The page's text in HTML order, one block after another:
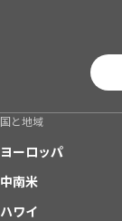
国と地域
ヨーロッパ
中南米
ハワイ